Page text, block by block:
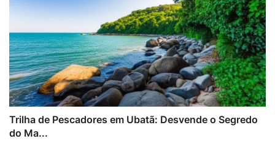
Trilha de Pescadores em Ubatã: Desvende o Segredo
do Ma...